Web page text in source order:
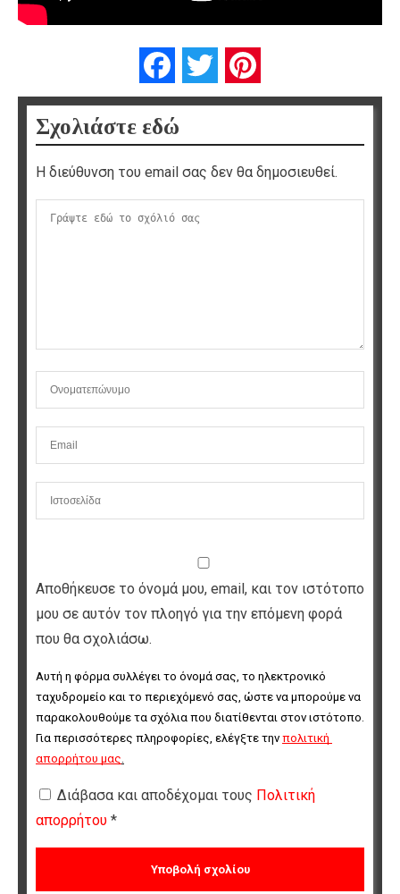
FacebookTwitter
Σχολιάστε εδώ
Η διεύθυνση του email σας δεν θα δημοσιευθεί.
Αποθήκευσε το όνομά μου, email, και τον ιστότοπο
μου σε αυτόν τον πλοηγό για την επόμενη φορά
που θα σχολιάσω.
Αυτή η φόρμα συλλέγει το όνομά σας, το ηλεκτρονικό
ταχυδρομείο και το περιεχόμενό σας, ώστε να μπορούμε να
παρακολουθούμε τα σχόλια που διατίθενται στον ιστότοπο.
Για περισσότερες πληροφορίες, ελέγξτε την πολιτική
απορρήτου μας.
Διάβασα και αποδέχομαι τους Πολιτική
απορρήτου *